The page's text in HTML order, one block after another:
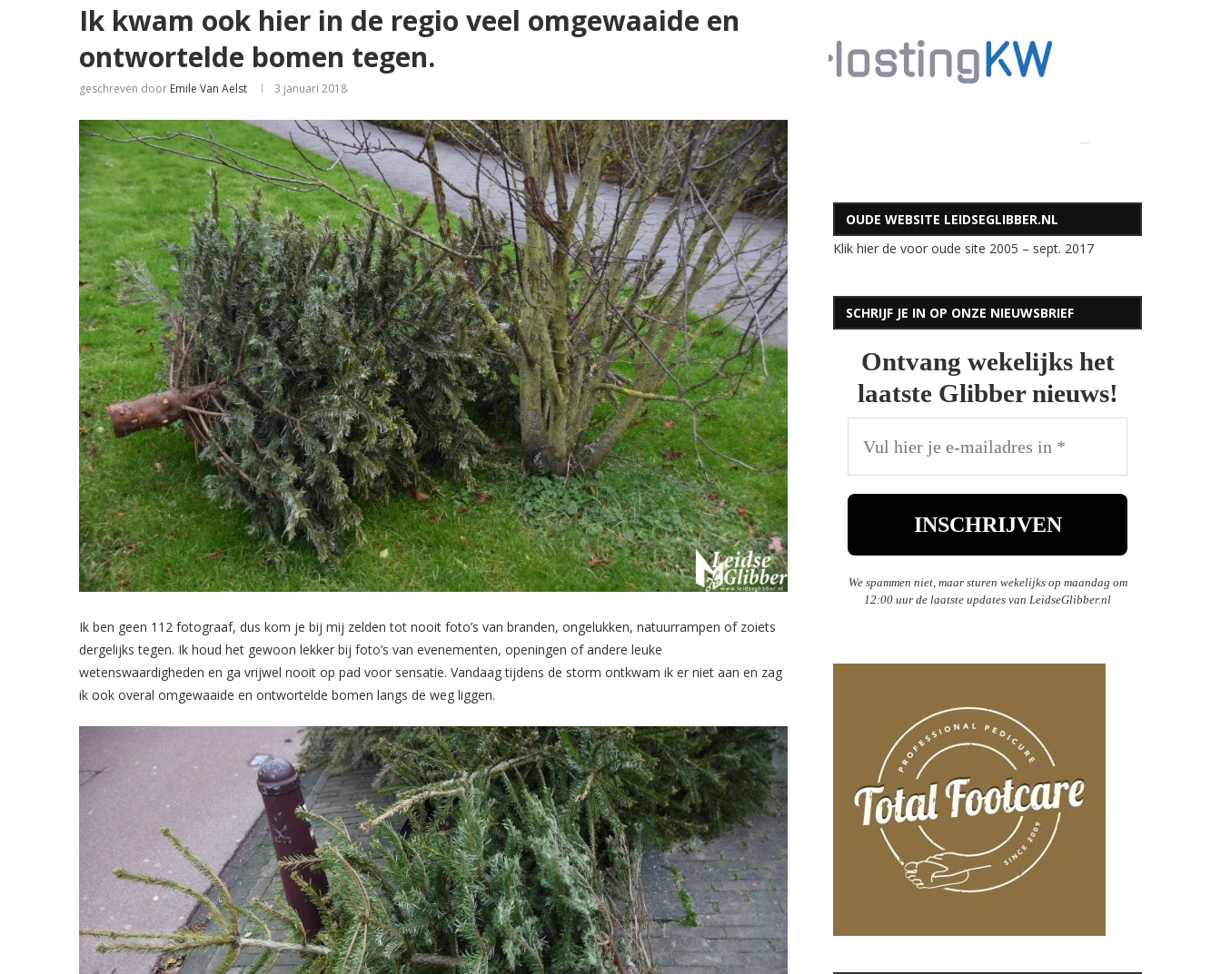
Ik kwam ook hier in de regio veel omgewaaide en
ontwortelde bomen tegen.
geschreven door Emile Van Aelst 3 januari 2018
Ik ben geen 112 fotograaf, dus kom je bij mij zelden tot nooit foto’s van branden, ongelukken, natuurrampen of zoiets
dergelijks tegen. Ik houd het gewoon lekker bij foto’s van evenementen, openingen of andere leuke
wetenswaardigheden en ga vrijwel nooit op pad voor sensatie. Vandaag tijdens de storm ontkwam ik er niet aan en zag
ik ook overal omgewaaide en ontwortelde bomen langs de weg liggen.
OUDE WEBSITE LEIDSEGLIBBER.NL
Klik hier de voor oude site 2005 – sept. 2017
SCHRIJF JE IN OP ONZE NIEUWSBRIEF
Ontvang wekelijks het
laatste Glibber nieuws!
We spammen niet, maar sturen wekelijks op maandag om
12:00 uur de laatste updates van LeidseGlibber.nl